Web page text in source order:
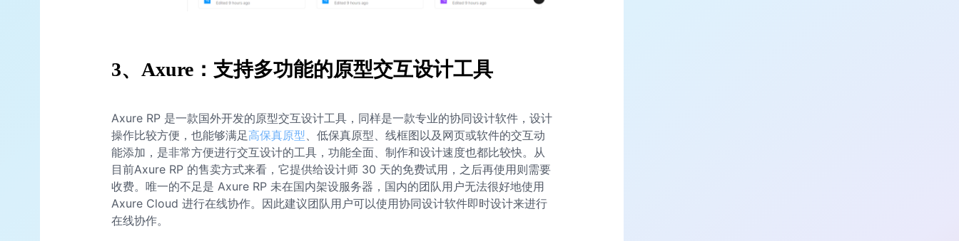
3、Axure：支持多功能的原型交互设计工具
Axure RP 是一款国外开发的原型交互设计工具，同样是一款专业的协同设计软件，设计
操作比较方便，也能够满足高保真原型 、低保真原型、线框图以及网页或软件的交互动
能添加，是非常方便进行交互设计的工具，功能全面、制作和设计速度也都比较快。从
目前Axure RP 的售卖方式来看，它提供给设计师 30 天的免费试用，之后再使用则需要
收费。唯一的不足是 Axure RP 未在国内架设服务器，国内的团队用户无法很好地使用
Axure Cloud 进行在线协作。因此建议团队用户可以使用协同设计软件即时设计来进行
在线协作。